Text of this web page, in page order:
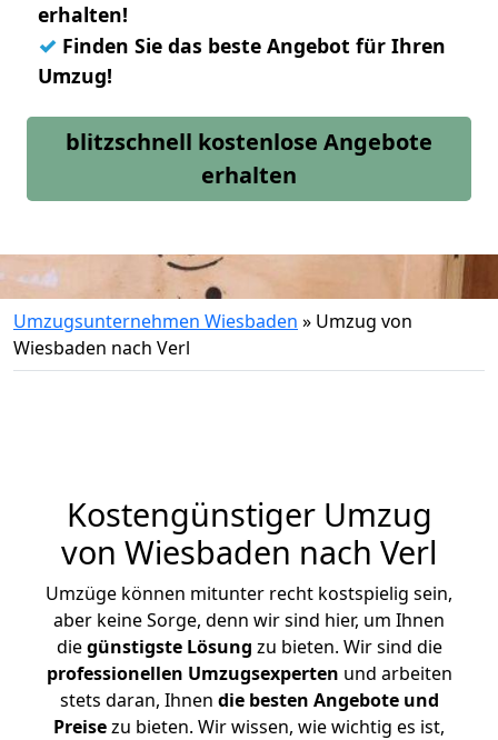
erhalten!
✓ Finden Sie das beste Angebot für Ihren
Umzug!
blitzschnell kostenlose Angebote
erhalten
Umzugsunternehmen Wiesbaden » Umzug von
Wiesbaden nach Verl
Kostengünstiger Umzug
von Wiesbaden nach Verl
Umzüge können mitunter recht kostspielig sein,
aber keine Sorge, denn wir sind hier, um Ihnen
diegünstigste Lösung zu bieten. Wir sind die
professionellen Umzugsexperten und arbeiten
stets daran, Ihnen die besten Angebote und
Preisezu bieten. Wir wissen, wie wichtig es ist,